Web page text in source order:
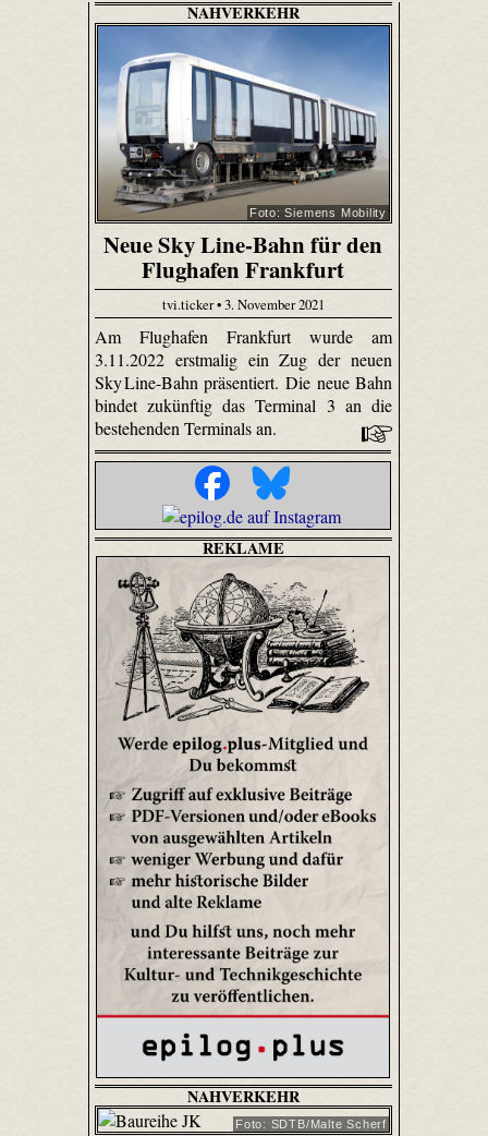
NAHVERKEHR
Foto: Siemens Mobility
Neue Sky Line-Bahn für den
Flughafen Frankfurt
tvi.ticker • 3. November 2021
Am Flughafen Frankfurt wurde am
3.11.2022 erstmalig ein Zug der neuen
Sky Line-Bahn präsentiert. Die neue Bahn
bindet zukünftig das Terminal 3 an die
bestehenden Terminals an.
REKLAME
NAHVERKEHR
Foto: SDTB/Malte Scherf